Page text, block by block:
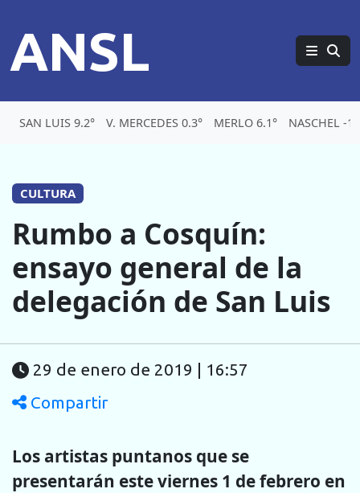
ANSL
SAN LUIS 9.2° V. MERCEDES 0.3° MERLO 6.1° NASCHEL -
CULTURA
Rumbo a Cosquín:
ensayo general de la
delegación de San Luis
29 de enero de 2019 | 16:57
Compartir
Los artistas puntanos que se
presentarán este viernes 1 de febrero en